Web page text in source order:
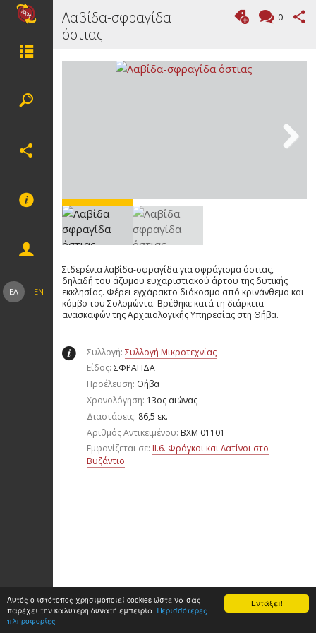
Εντάξει!
Αυτός ο ιστότοπος χρησιμοποιεί cookies ώστε να σας
παρέχει την καλύτερη δυνατή εμπειρία. Περισσότερες
πληροφορίες
ΕΛ EN
Λαβίδα-σφραγίδα
όστιας
0
Σιδερένια λαβίδα-σφραγίδα για σφράγισμα όστιας,
δηλαδή του άζυμου ευχαριστιακού άρτου της δυτικής
εκκλησίας. Φέρει εγχάρακτο διάκοσμο από κρινάνθεμο και
κόμβο του Σολομώντα. Βρέθηκε κατά τη διάρκεια
ανασκαφών της Αρχαιολογικής Υπηρεσίας στη Θήβα.
Συλλογή: Συλλογή Μικροτεχνίας
Είδος: ΣΦΡΑΓΙΔΑ
Προέλευση: Θήβα
Χρονολόγηση: 13ος αιώνας
Διαστάσεις: 86,5 εκ.
Aριθμός Αντικειμένου: ΒΧΜ 01101
Εμφανίζεται σε: II.6. Φράγκοι και Λατίνοι στο
Βυζάντιο